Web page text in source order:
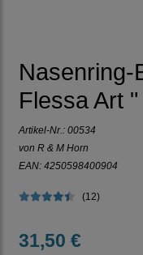
Nasenring-
Flessa Art "
Artikel-Nr.: 00534
von R & M Horn
EAN: 4250598400904
(12)
31,50 €